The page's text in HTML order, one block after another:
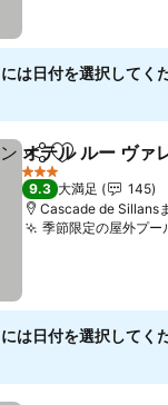
は日付を選択してく
シェアお気に入りに
オテル ルー ヴァ
3 ホテルのランク
9.3 大満足
145
Cascade de Sillans
季節限定の屋外プー
は日付を選択してく